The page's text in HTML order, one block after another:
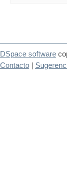
DSpace software
Contacto